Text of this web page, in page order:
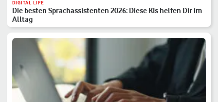
DIGITAL LIFE
Die besten Sprachassistenten 2026: Diese KIs helfen Dir im
Alltag